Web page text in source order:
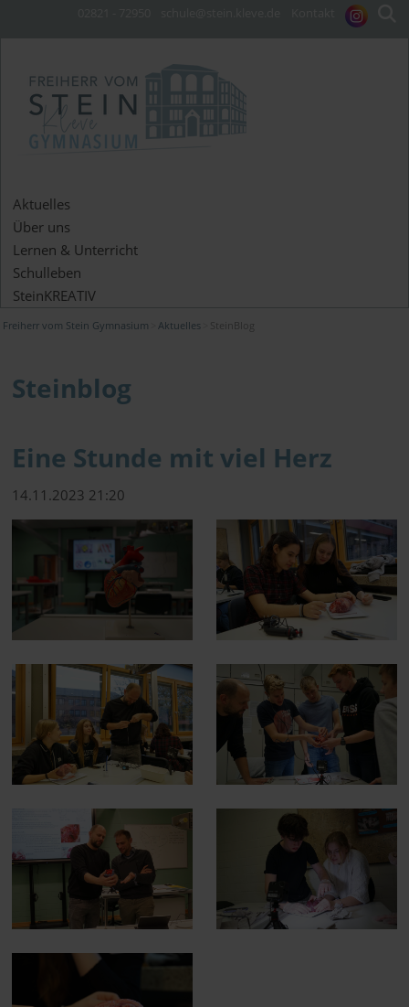
Aktuelles
Über uns
Lernen & Unterricht
Schulleben
SteinKREATIV
Freiherr vom Stein Gymnasium Aktuelles SteinBlog
Steinblog
Eine Stunde mit viel Herz
14.11.2023 21:20